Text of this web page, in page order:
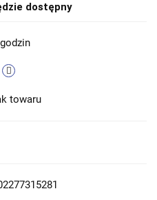
dostępny
towaru